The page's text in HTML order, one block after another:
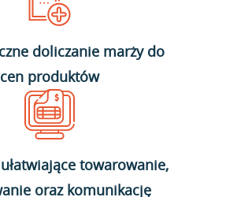
doliczanie marży do
cen produktów
towarowanie,
oraz komunikację